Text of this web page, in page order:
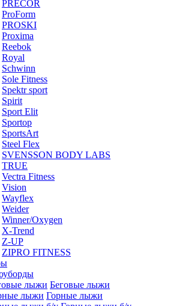
PRECOR
ProForm
PROSKI
Proxima
Reebok
Royal
Schwinn
Sole Fitness
Spektr sport
Spirit
Sport Elit
Sportop
SportsArt
Steel Flex
SVENSSON BODY LABS
TRUE
Vectra Fitness
Vision
Wayflex
Weider
Winner/Oxygen
X-Trend
Z-UP
ZIPRO FITNESS
Беговые лыжи
Горные лыжи